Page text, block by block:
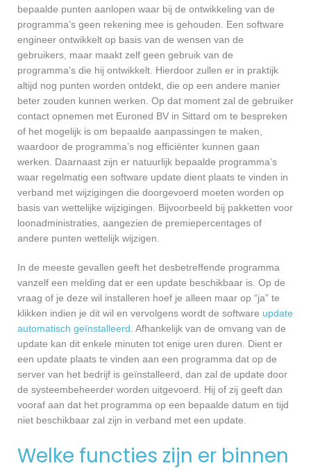
bepaalde punten aanlopen waar bij de ontwikkeling van de
programma’s geen rekening mee is gehouden. Een software
engineer ontwikkelt op basis van de wensen van de
gebruikers, maar maakt zelf geen gebruik van de
programma’s die hij ontwikkelt. Hierdoor zullen er in praktijk
altijd nog punten worden ontdekt, die op een andere manier
beter zouden kunnen werken. Op dat moment zal de gebruiker
contact opnemen met Euroned BV in Sittard om te bespreken
of het mogelijk is om bepaalde aanpassingen te maken,
waardoor de programma’s nog efficiënter kunnen gaan
werken. Daarnaast zijn er natuurlijk bepaalde programma’s
waar regelmatig een software update dient plaats te vinden in
verband met wijzigingen die doorgevoerd moeten worden op
basis van wettelijke wijzigingen. Bijvoorbeeld bij pakketten voor
loonadministraties, aangezien de premiepercentages of
andere punten wettelijk wijzigen.
In de meeste gevallen geeft het desbetreffende programma
vanzelf een melding dat er een update beschikbaar is. Op de
vraag of je deze wil installeren hoef je alleen maar op “ja” te
klikken indien je dit wil en vervolgens wordt de software update
automatisch geïnstalleerd . Afhankelijk van de omvang van de
update kan dit enkele minuten tot enige uren duren. Dient er
een update plaats te vinden aan een programma dat op de
server van het bedrijf is geïnstalleerd, dan zal de update door
de systeembeheerder worden uitgevoerd. Hij of zij geeft dan
vooraf aan dat het programma op een bepaalde datum en tijd
niet beschikbaar zal zijn in verband met een update.
Welke functies zijn er binnen